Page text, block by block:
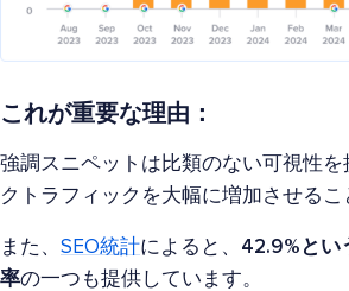
これが重要な理由：
強調スニペットは比類のない可視性を
クトラフィックを大幅に増加させるこ
また、 SEO統計によると、 42.9%とい
率の一つも提供しています。